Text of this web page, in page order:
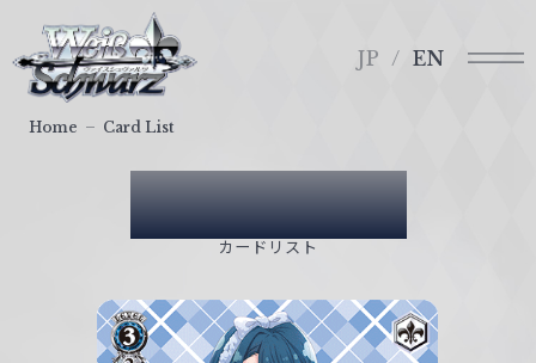
ァ
イ
JP EN
Card List
カードリスト
Home Card List